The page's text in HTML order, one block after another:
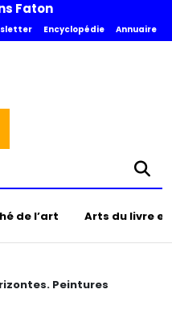
Faton
Encyclopédie Annuaire
de l’art Arts du livre
Peintures